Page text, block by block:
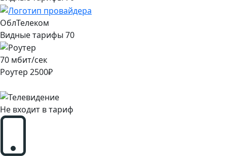
ОблТелеком
Видные тарифы 70
70 мбит/сек
Роутер 2500₽
Не входит в тариф